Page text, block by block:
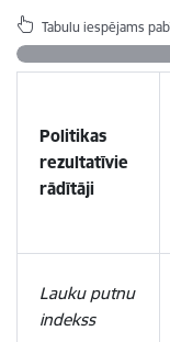
Tabulu iespējams
Politikas
rezultatīvie
rādītāji
Lauku putnu
indekss